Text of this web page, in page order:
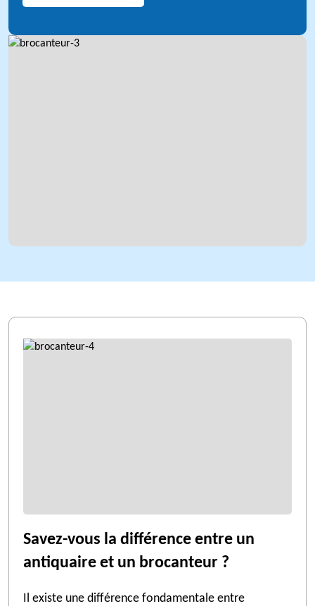
Savez-vous la différence entre un
antiquaire et un brocanteur ?
Il existe une différence fondamentale entre